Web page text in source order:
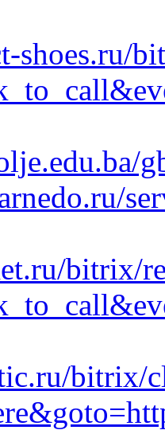
shoes.ru/
bitrix/
bitrix/